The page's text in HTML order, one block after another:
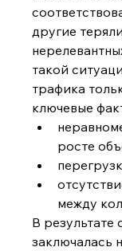
другие
такой
трафика
ключевые
росте
между
В результате
заключалась